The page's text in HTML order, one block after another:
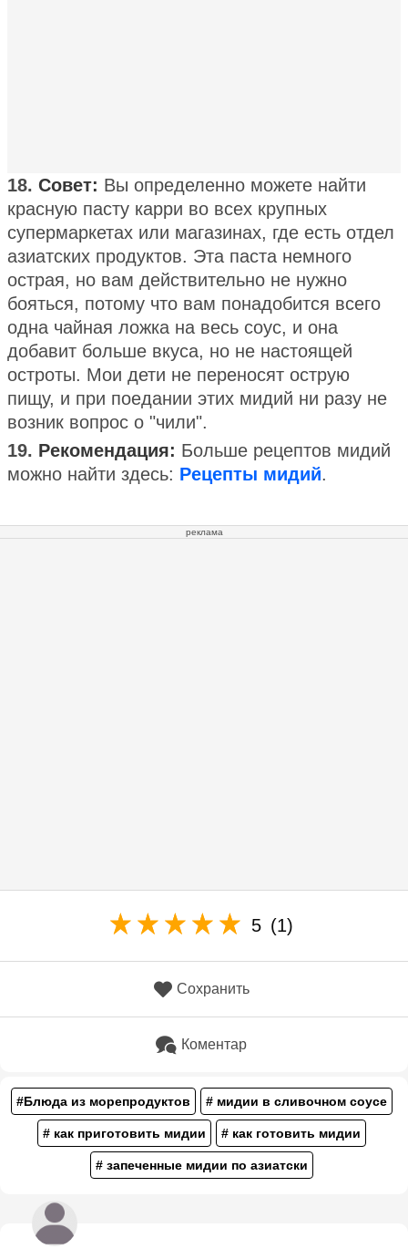
18. Совет: Вы определенно можете найти
красную пасту карри во всех крупных
супермаркетах или магазинах, где есть отдел
азиатских продуктов. Эта паста немного
острая, но вам действительно не нужно
бояться, потому что вам понадобится всего
одна чайная ложка на весь соус, и она
добавит больше вкуса, но не настоящей
остроты. Мои дети не переносят острую
пищу, и при поедании этих мидий ни разу не
возник вопрос о "чили".
19. Рекомендация: Больше рецептов мидий
можно найти здесь: Рецепты мидий.
реклама
5 (1)
Сохранить
Коментар
#Блюда из морепродуктов # мидии в сливочном соусе
# как приготовить мидии # как готовить мидии
# запеченные мидии по азиатски